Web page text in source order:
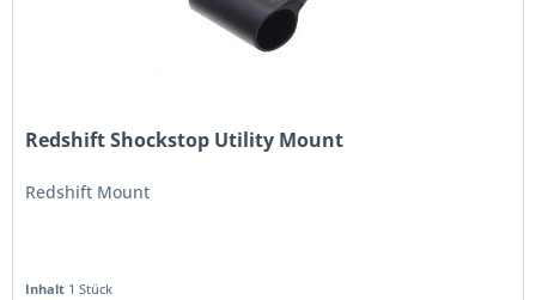
Redshift Shockstop Utility Mount
Redshift Mount
Inhalt 1 Stück